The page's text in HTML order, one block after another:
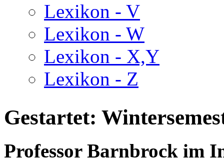
Lexikon - V
Lexikon - W
Lexikon - X,Y
Lexikon - Z
Gestartet:
Professor Barnbrock im